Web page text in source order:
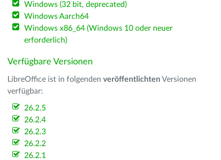
Windows (32 bit, deprecated)
Windows Aarch64
Windows x86_64 (Windows 10 oder neuer
erforderlich)
Verfügbare Versionen
LibreOffice ist in folgenden veröffentlichten Versionen
verfügbar:
26.2.5
26.2.4
26.2.3
26.2.2
26.2.1